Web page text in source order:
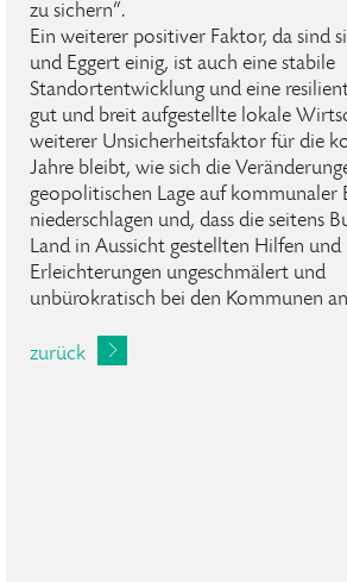
zu sichern“.
Ein weiterer positiver Faktor, da sind
und Eggert einig, ist auch eine stabile
Standortentwicklung und eine
gut und breit aufgestellte lokale
weiterer Unsicherheitsfaktor für die
Jahre bleibt, wie sich die
geopolitischen Lage auf kommunaler
niederschlagen und, dass die seitens
Land in Aussicht gestellten Hilfen und
Erleichterungen ungeschmälert und
unbürokratisch bei den Kommunen
zurück